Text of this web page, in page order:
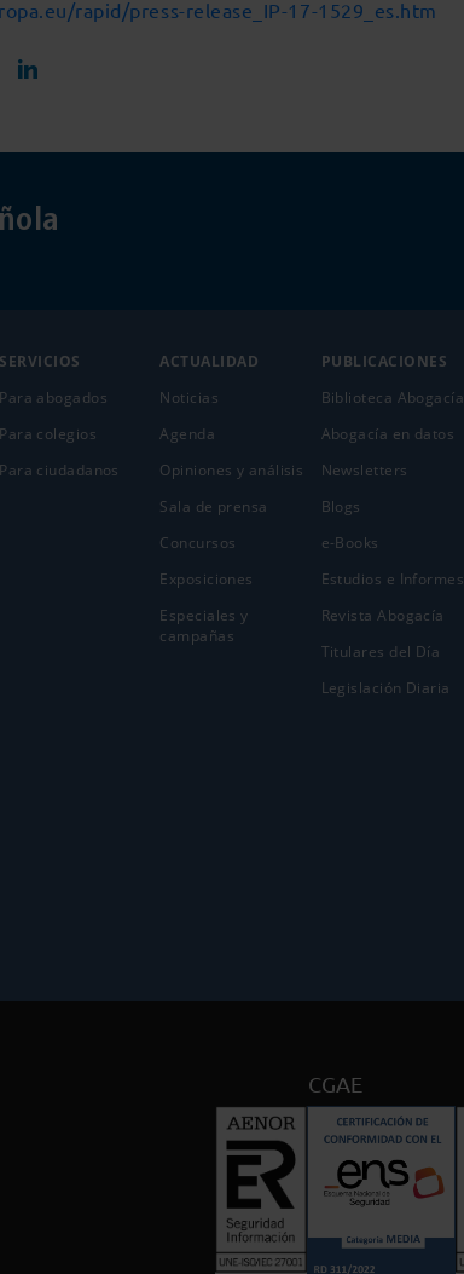
rapid/press-release_IP-17-1529_es.htm
SERVICIOS
Para abogados
Para colegios
Para ciudadanos
ACTUALIDAD
Noticias
Agenda
Opiniones y análisis
Sala de prensa
Concursos
Exposiciones
Especiales y
campañas
PUBLICACIONES
Biblioteca Abogacía
Abogacía en datos
Newsletters
Blogs
e-Books
Estudios e Informes
Revista Abogacía
Titulares del Día
Legislación Diaria
CGAE